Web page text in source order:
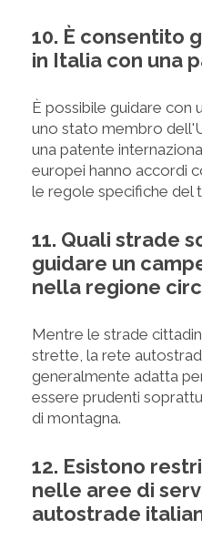
10. È consentito
in Italia con una
È possibile guidare con
uno stato membro
una patente
europei hanno accordi
le regole specifiche del
11. Quali strade
guidare un
nella regione
Mentre le strade
strette, la rete
generalmente adatta
essere prudenti
di montagna.
12. Esistono
nelle aree di
autostrade